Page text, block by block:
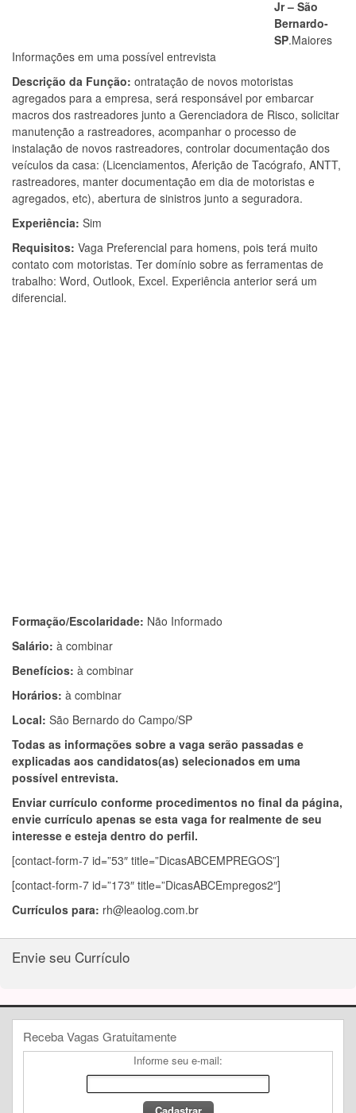
Jr – São
Bernardo-
SP.Maiores
Informações em uma possível entrevista
Descrição da Função: ontratação de novos motoristas
agregados para a empresa, será responsável por embarcar
macros dos rastreadores junto a Gerenciadora de Risco, solicitar
manutenção a rastreadores, acompanhar o processo de
instalação de novos rastreadores, controlar documentação dos
veículos da casa: (Licenciamentos, Aferição de Tacógrafo, ANTT,
rastreadores, manter documentação em dia de motoristas e
agregados, etc), abertura de sinistros junto a seguradora.
Experiência: Sim
Requisitos: Vaga Preferencial para homens, pois terá muito
contato com motoristas. Ter domínio sobre as ferramentas de
trabalho: Word, Outlook, Excel. Experiência anterior será um
diferencial.
Formação/Escolaridade: Não Informado
Salário: à combinar
Benefícios: à combinar
Horários: à combinar
Local: São Bernardo do Campo/SP
Todas as informações sobre a vaga serão passadas e
explicadas aos candidatos(as) selecionados em uma
possível entrevista.
Enviar currículo conforme procedimentos no final da página,
envie currículo apenas se esta vaga for realmente de seu
interesse e esteja dentro do perfil.
[contact-form-7 id=”53″ title=”DicasABCEMPREGOS”]
[contact-form-7 id=”173″ title=”DicasABCEmpregos2″]
Currículos para: rh@leaolog.com.br
Envie seu Currículo
Receba Vagas Gratuitamente
Informe seu e-mail: